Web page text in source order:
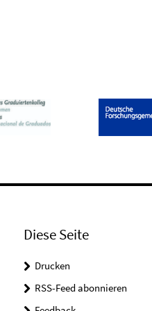
Diese Seite
Drucken
RSS-Feed abonnieren